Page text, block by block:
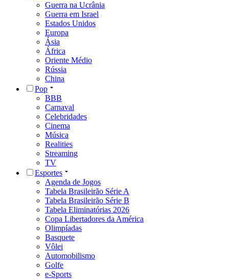
Guerra na Ucrânia
Guerra em Israel
Estados Unidos
Europa
Ásia
África
Oriente Médio
Rússia
China
Pop
BBB
Carnaval
Celebridades
Cinema
Música
Realities
Streaming
TV
Esportes
Agenda de Jogos
Tabela Brasileirão Série A
Tabela Brasileirão Série B
Tabela Eliminatórias 2026
Copa Libertadores da América
Olimpíadas
Basquete
Vôlei
Automobilismo
Golfe
e-Sports